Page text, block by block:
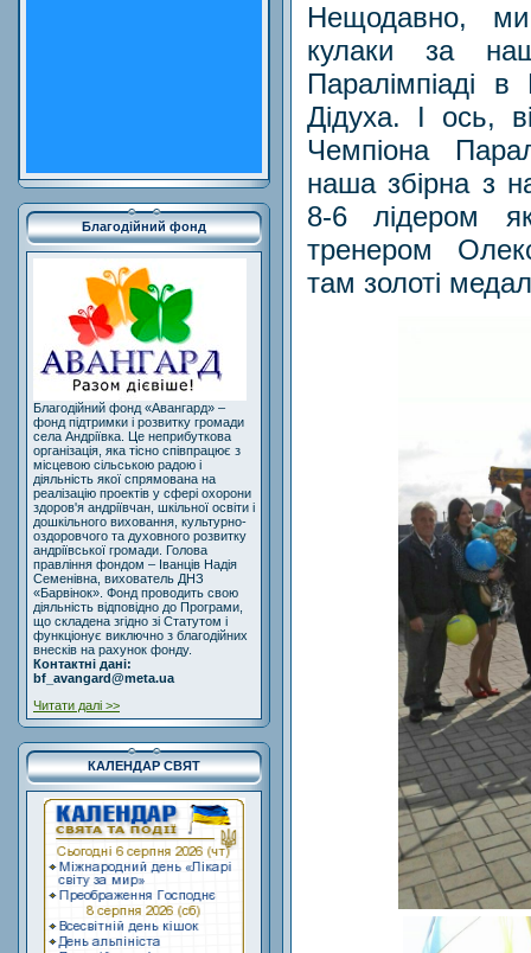
Благодійний фонд
Благодійний фонд «Авангард» –
фонд підтримки і розвитку громади
села Андріївка. Це неприбуткова
організація, яка тісно співпрацює з
місцевою сільською радою і
діяльність якої спрямована на
реалізацію проектів у сфері охорони
здоров'я андріївчан, шкільної освіти і
дошкільного виховання, культурно-
оздоровчого та духовного розвитку
андріївської громади. Голова
правління фондом – Іванців Надія
Семенівна, вихователь ДНЗ
«Барвінок». Фонд проводить свою
діяльність відповідно до Програми,
що складена згідно зі Статутом і
функціонує виключно з благодійних
внесків на рахунок фонду.
Контактні дані:
bf_avangard@meta.ua
Читати далі >>
КАЛЕНДАР СВЯТ
Нещодавно,
кулаки за
Паралімпіаді
Дідуха. І ось,
Чемпіона
наша збірна з
8-6 лідером
тренером
там золоті